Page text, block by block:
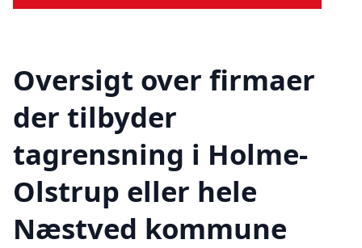
Oversigt over firmaer
der tilbyder
tagrensning i Holme-
Olstrup eller hele
Næstved kommune